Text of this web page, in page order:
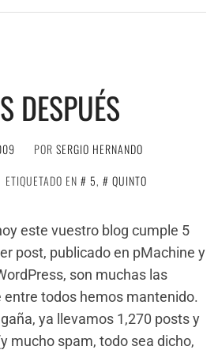
DESPUÉS
POR SERGIO HERNANDO
ETIQUETADO EN 5,
QUINTO
este vuestro blog cumple 5
post, publicado en pMachine y
son muchas las
todos hemos mantenido.
ya llevamos 1,270 posts y
mucho spam, todo sea dicho,